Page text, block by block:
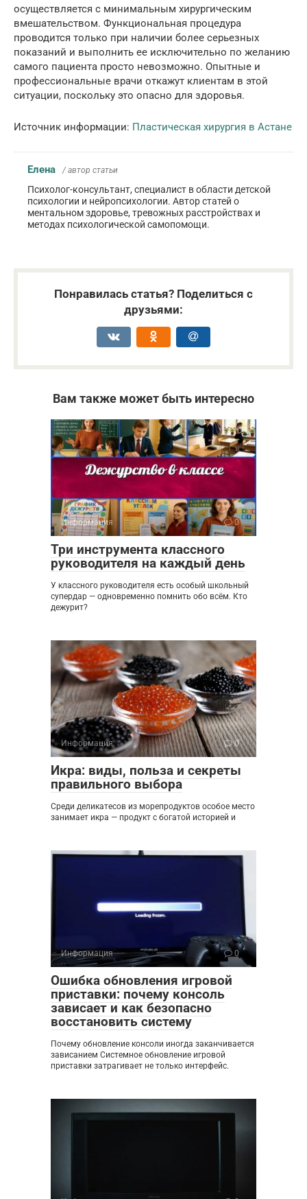
осуществляется с минимальным хирургическим
вмешательством. Функциональная процедура
проводится только при наличии более серьезных
показаний и выполнить ее исключительно по желанию
самого пациента просто невозможно. Опытные и
профессиональные врачи откажут клиентам в этой
ситуации, поскольку это опасно для здоровья.
Источник информации: Пластическая хирургия в Астане
Елена / автор статьи
Психолог-консультант, специалист в области детской
психологии и нейропсихологии. Автор статей о
ментальном здоровье, тревожных расстройствах и
методах психологической самопомощи.
Понравилась статья? Поделиться с
друзьями:
Вам также может быть интересно
Информация 0
Три инструмента классного
руководителя на каждый день
У классного руководителя есть особый школьный
супердар — одновременно помнить обо всём. Кто
дежурит?
Информация 0
Икра: виды, польза и секреты
правильного выбора
Среди деликатесов из морепродуктов особое место
занимает икра — продукт с богатой историей и
Информация 0
Ошибка обновления игровой
приставки: почему консоль
зависает и как безопасно
восстановить систему
Почему обновление консоли иногда заканчивается
зависанием Системное обновление игровой
приставки затрагивает не только интерфейс.